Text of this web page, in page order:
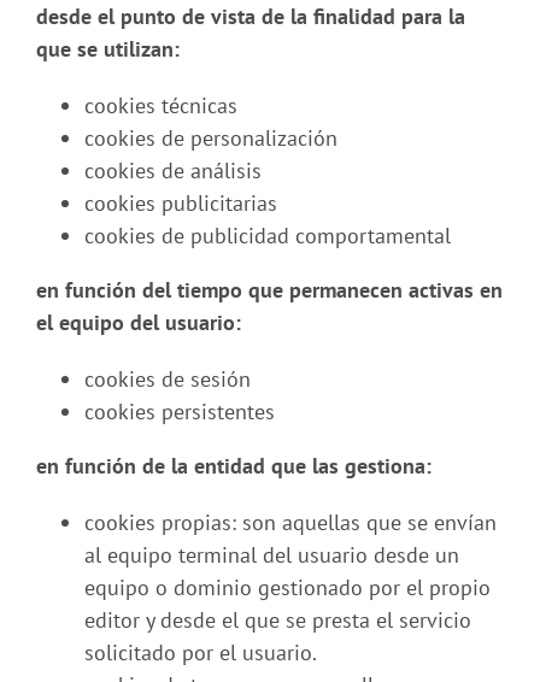
desde el punto de vista de la finalidad para la
que se utilizan:
cookies técnicas
cookies de personalización
cookies de análisis
cookies publicitarias
cookies de publicidad comportamental
en función del tiempo que permanecen activas en
el equipo del usuario:
cookies de sesión
cookies persistentes
en función de la entidad que las gestiona:
cookies propias: son aquellas que se envían
al equipo terminal del usuario desde un
equipo o dominio gestionado por el propio
editor y desde el que se presta el servicio
solicitado por el usuario.